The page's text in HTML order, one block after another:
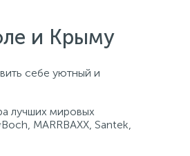
и Крыму
себе уютный и
лучших мировых
MARRBAXX, Santek,